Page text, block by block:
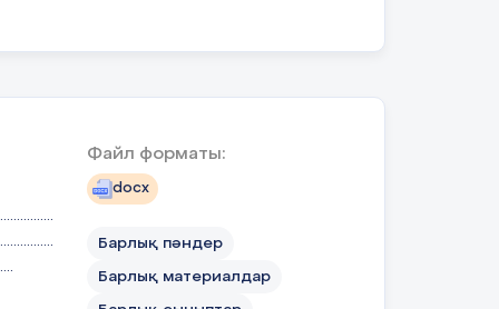
Файл форматы:
docx
Барлық пәндер
Барлық материалдар